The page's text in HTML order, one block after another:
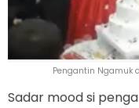
Pengantin Ngamuk
Sadar mood si